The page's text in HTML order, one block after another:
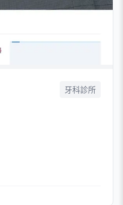
牙科診所